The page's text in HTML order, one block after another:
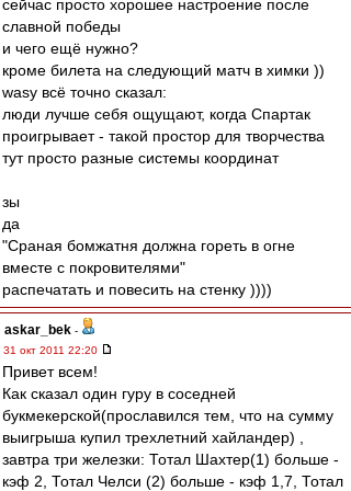
сейчас просто хорошее настроение после
славной победы
и чего ещё нужно?
кроме билета на следующий матч в химки ))
wasy всё точно сказал:
люди лучше себя ощущают, когда Спартак
проигрывает - такой простор для творчества
тут просто разные системы координат
зы
да
"Сраная бомжатня должна гореть в огне
вместе с покровителями"
распечатать и повесить на стенку ))))
askar_bek -
31 окт 2011 22:20
Привет всем!
Как сказал один гуру в соседней
букмекерской(прославился тем, что на сумму
выигрыша купил трехлетний хайландер) ,
завтра три железки: Тотал Шахтер(1) больше -
кэф 2, Тотал Челси (2) больше - кэф 1,7, Тотал